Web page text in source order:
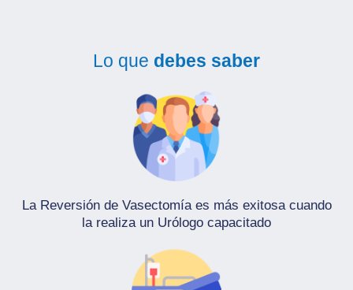
Lo que debes saber
La Reversión de Vasectomía es más exitosa cuando
la realiza un Urólogo capacitado